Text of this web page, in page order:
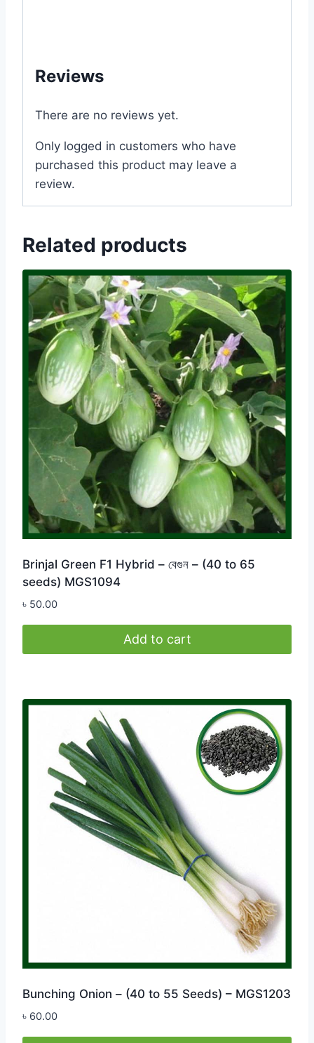
Reviews
There are no reviews yet.
Only logged in customers who have
purchased this product may leave a
review.
Related products
Brinjal Green F1 Hybrid – বেগুন – (40 to 65
seeds) MGS1094
৳ 50.00
Add to cart
Bunching Onion – (40 to 55 Seeds) – MGS1203
৳ 60.00